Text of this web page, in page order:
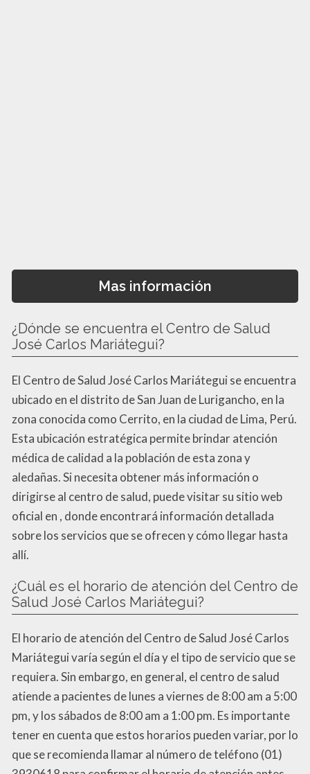
Mas información
¿Dónde se encuentra el Centro de Salud
José Carlos Mariátegui?
El Centro de Salud José Carlos Mariátegui se encuentra
ubicado en el distrito de San Juan de Lurigancho, en la
zona conocida como Cerrito, en la ciudad de Lima, Perú.
Esta ubicación estratégica permite brindar atención
médica de calidad a la población de esta zona y
aledañas. Si necesita obtener más información o
dirigirse al centro de salud, puede visitar su sitio web
oficial en , donde encontrará información detallada
sobre los servicios que se ofrecen y cómo llegar hasta
allí.
¿Cuál es el horario de atención del Centro de
Salud José Carlos Mariátegui?
El horario de atención del Centro de Salud José Carlos
Mariátegui varía según el día y el tipo de servicio que se
requiera. Sin embargo, en general, el centro de salud
atiende a pacientes de lunes a viernes de 8:00 am a 5:00
pm, y los sábados de 8:00 am a 1:00 pm. Es importante
tener en cuenta que estos horarios pueden variar, por lo
que se recomienda llamar al número de teléfono (01)